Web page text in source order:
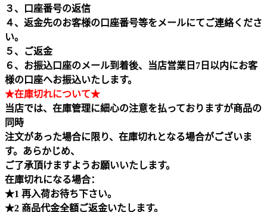
３、口座番号の返信
４、返金先のお客様の口座番号等をメールにてご連絡くださ
い。
５、ご返金
６、お振込口座のメール到着後、当店営業日7日以内にお客
様の口座へお振込いたします。
★在庫切れについて★
当店では、在庫管理に細心の注意を払っておりますが商品の
同時
注文があった場合に限り、在庫切れとなる場合がございま
す。あらかじめ、
ご了承頂けますようお願いいたします。
在庫切れになる場合：
★1 再入荷お待ち下さい。
★2 商品代金全額ご返金いたします。